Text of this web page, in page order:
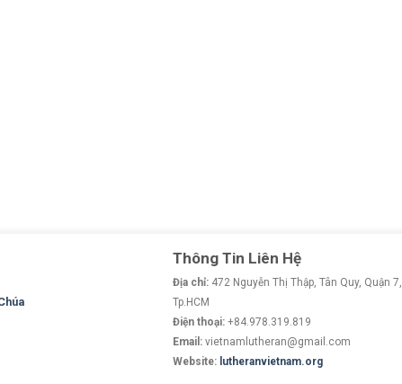
Thông Tin Liên Hệ
Địa chỉ: 472 Nguyễn Thị Thập, Tân Quy, Quận 7,
Tp.HCM
Điện thoại: +84.978.319.819
Email: vietnamlutheran@gmail.com
Website: lutheranvietnam.org